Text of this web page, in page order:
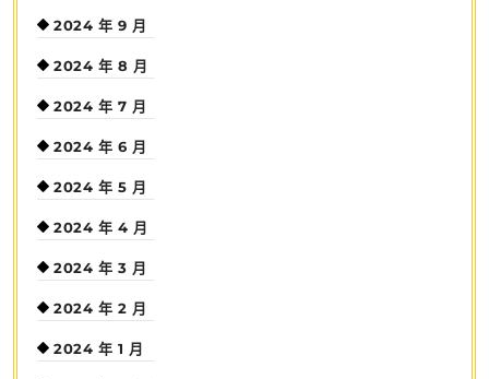
2024 年 9 月
2024 年 8 月
2024 年 7 月
2024 年 6 月
2024 年 5 月
2024 年 4 月
2024 年 3 月
2024 年 2 月
2024 年 1 月